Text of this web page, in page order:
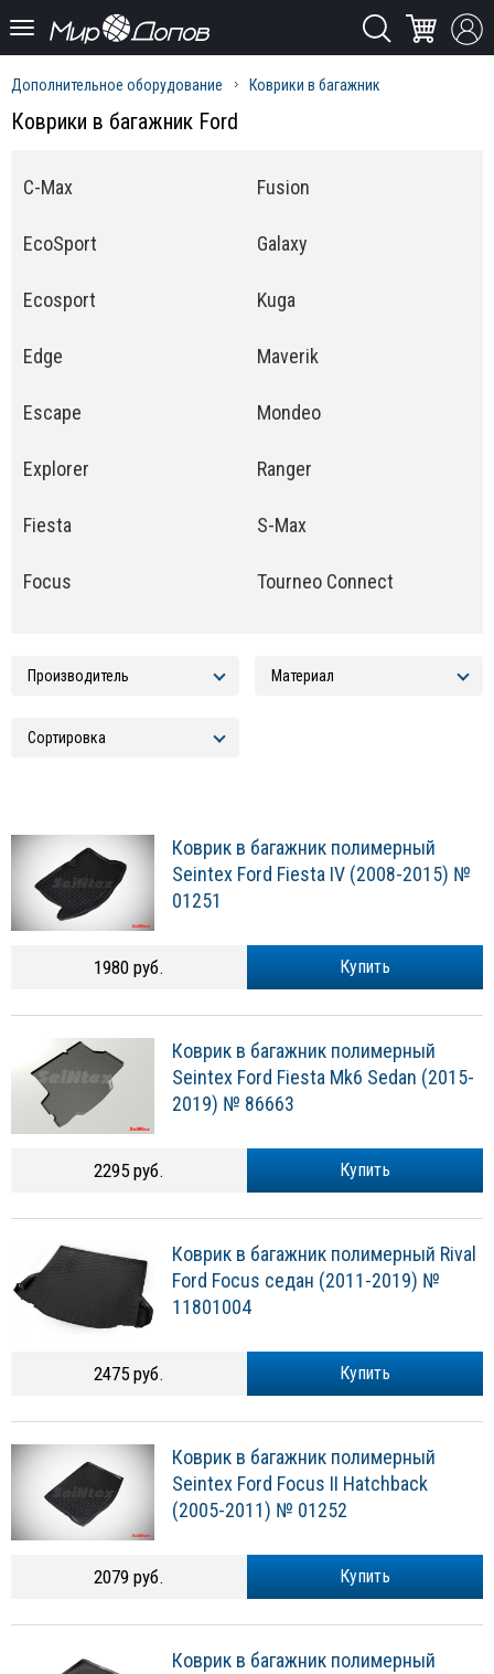
Дополнительное оборудование Коврики в багажник
Коврики в багажник Ford
C-Max
EcoSport
Ecosport
Edge
Escape
Explorer
Fiesta
Focus
Fusion
Galaxy
Kuga
Maverik
Mondeo
Ranger
S-Max
Tourneo Connect
Коврик в багажник полимерный
Seintex Ford Fiesta IV (2008-2015) №
01251
Купить
1980 руб.
Коврик в багажник полимерный
Seintex Ford Fiesta Mk6 Sedan (2015-
2019) № 86663
Купить
2295 руб.
Коврик в багажник полимерный Rival
Ford Focus седан (2011-2019) №
11801004
Купить
2475 руб.
Коврик в багажник полимерный
Seintex Ford Focus II Hatchback
(2005-2011) № 01252
Купить
2079 руб.
Коврик в багажник полимерный